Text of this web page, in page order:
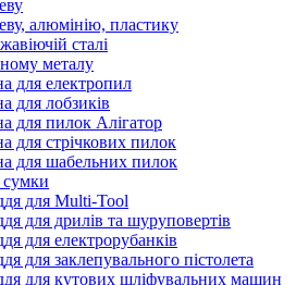
алюмінію, пластику
сталі
металу
для електропил
для лобзиків
для пилок Алігатор
для стрічкових пилок
для шабельних пилок
сумки
для Multi-Tool
для дрилів та шуруповертів
для електрорубанків
для заклепувального пістолета
для кутових шліфувальних машин